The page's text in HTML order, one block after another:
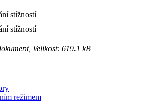
Velikost: 619.1 kB
režimem